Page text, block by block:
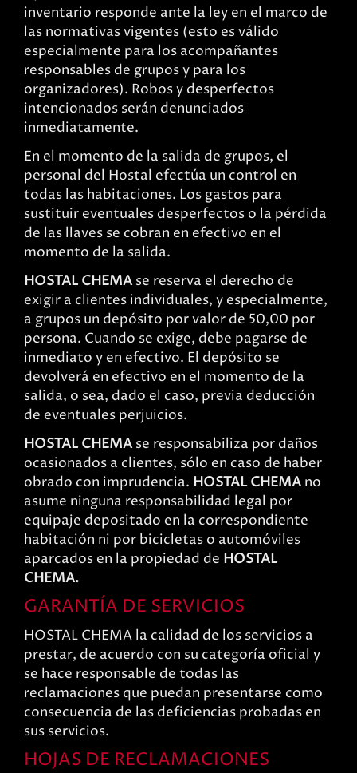
inventario responde ante la ley en el marco de
las normativas vigentes (esto es válido
especialmente para los acompañantes
responsables de grupos y para los
organizadores). Robos y desperfectos
intencionados serán denunciados
inmediatamente.
En el momento de la salida de grupos, el
personal del Hostal efectúa un control en
todas las habitaciones. Los gastos para
sustituir eventuales desperfectos o la pérdida
de las llaves se cobran en efectivo en el
momento de la salida.
HOSTAL CHEMAse reserva el derecho de
exigir a clientes individuales, y especialmente,
a grupos un depósito por valor de 50,00 por
persona. Cuando se exige, debe pagarse de
inmediato y en efectivo. El depósito se
devolverá en efectivo en el momento de la
salida, o sea, dado el caso, previa deducción
de eventuales perjuicios.
HOSTAL CHEMAse responsabiliza por daños
ocasionados a clientes, sólo en caso de haber
obrado con imprudencia. HOSTAL CHEMAno
asume ninguna responsabilidad legal por
equipaje depositado en la correspondiente
habitación ni por bicicletas o automóviles
aparcados en la propiedad de HOSTAL
CHEMA.
GARANTÍA DE SERVICIOS
HOSTAL CHEMA la calidad de los servicios a
prestar, de acuerdo con su categoría oficial y
se hace responsable de todas las
reclamaciones que puedan presentarse como
consecuencia de las deficiencias probadas en
sus servicios.
HOJAS DE RECLAMACIONES